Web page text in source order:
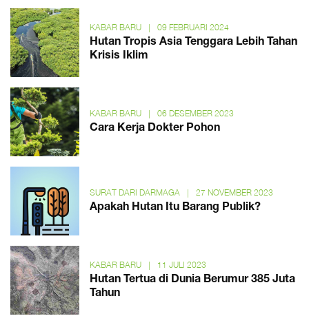
KABAR BARU | 09 FEBRUARI 2024
Hutan Tropis Asia Tenggara Lebih Tahan
Krisis Iklim
KABAR BARU | 06 DESEMBER 2023
Cara Kerja Dokter Pohon
SURAT DARI DARMAGA | 27 NOVEMBER 2023
Apakah Hutan Itu Barang Publik?
KABAR BARU | 11 JULI 2023
Hutan Tertua di Dunia Berumur 385 Juta
Tahun